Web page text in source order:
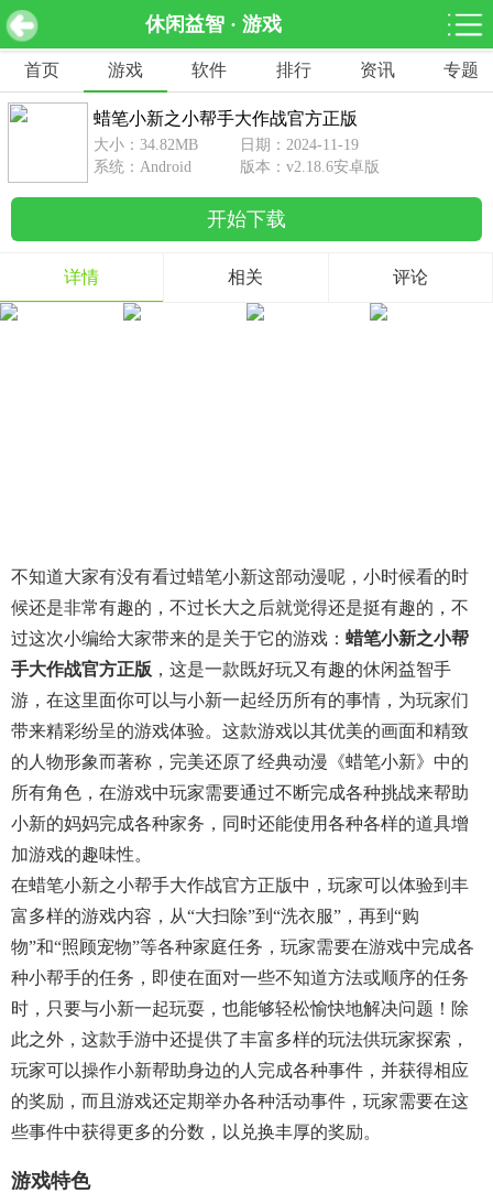
休闲益智 · 游戏
网游分类 软件分类
休闲益智
462款游戏
赛车竞速
122款游戏
43款游戏
1642款游戏
动作射击
351款游戏
69款游戏
经营养成
策略塔防
冒险解谜
首页 游戏 软件 排行 资讯 专题
蜡笔小新之小帮手大作战官方正版 v2.18.6安卓版
下载
蜡笔小新之小帮手大作战官方正版
大小：34.82MB
日期：2024-11-19
系统：Android
版本：v2.18.6安卓版
开始下载
详情 相关 评论
不知道大家有没有看过蜡笔小新这部动漫呢，小时候看的时
候还是非常有趣的，不过长大之后就觉得还是挺有趣的，不
过这次小编给大家带来的是关于它的游戏： 蜡笔小新之小帮
手大作战官方正版 ，这是一款既好玩又有趣的休闲益智手
游，在这里面你可以与小新一起经历所有的事情，为玩家们
带来精彩纷呈的游戏体验。这款游戏以其优美的画面和精致
的人物形象而著称，完美还原了经典动漫《蜡笔小新》中的
所有角色，在游戏中玩家需要通过不断完成各种挑战来帮助
小新的妈妈完成各种家务，同时还能使用各种各样的道具增
加游戏的趣味性。
在蜡笔小新之小帮手大作战官方正版中，玩家可以体验到丰
富多样的游戏内容，从“大扫除”到“洗衣服”，再到“购
物”和“照顾宠物”等各种家庭任务，玩家需要在游戏中完成各
种小帮手的任务，即使在面对一些不知道方法或顺序的任务
时，只要与小新一起玩耍，也能够轻松愉快地解决问题！除
此之外，这款手游中还提供了丰富多样的玩法供玩家探索，
玩家可以操作小新帮助身边的人完成各种事件，并获得相应
的奖励，而且游戏还定期举办各种活动事件，玩家需要在这
些事件中获得更多的分数，以兑换丰厚的奖励。
游戏特色